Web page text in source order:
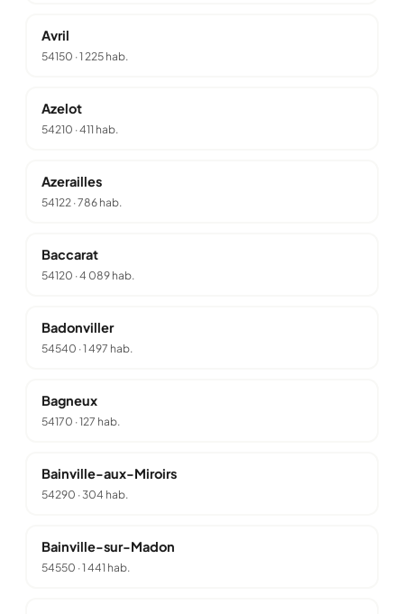
Avril
54150 ·1 225 hab.
Azelot
54210 ·411 hab.
Azerailles
54122·786 hab.
Baccarat
54120 ·4 089 hab.
Badonviller
54540 ·1 497 hab.
Bagneux
54170 ·127 hab.
Bainville-aux-Miroirs
54290 ·304 hab.
Bainville-sur-Madon
54550 ·1 441 hab.